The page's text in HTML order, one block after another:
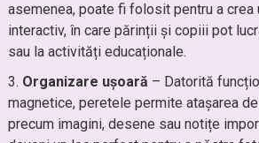
asemenea, poate fi folosit pentru a crea
interactiv, în care părinții și copiii pot
sau la activități educaționale.
Organizare ușoară – Datorită
magnetice, peretele permite atașarea
precum imagini, desene sau notițe